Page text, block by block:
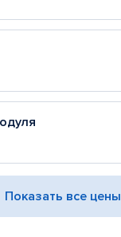
Показать все цены